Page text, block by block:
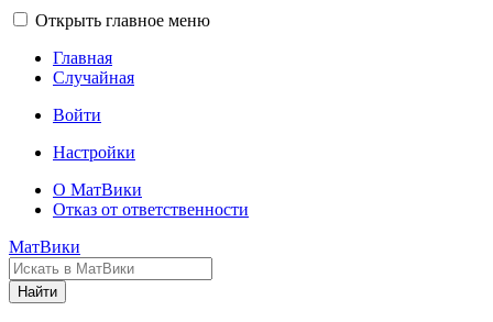
Открыть главное меню
Главная
Случайная
Войти
Настройки
О МатВики
Отказ от ответственности
МатВики
Найти